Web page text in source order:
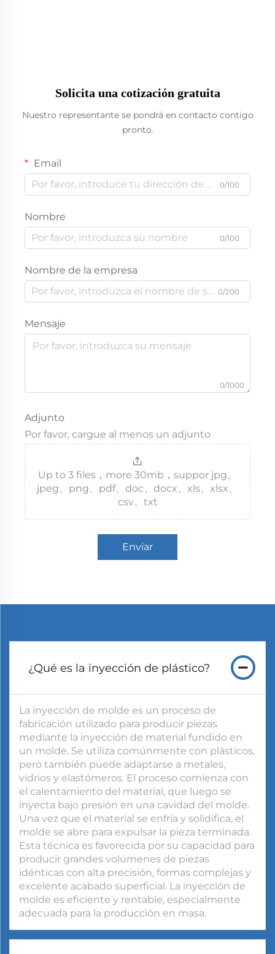
Solicita una cotización gratuita
Nuestro representante se pondrá en contacto contigo
pronto.
Email
0/100
Nombre
0/100
Nombre de la empresa
0/200
Mensaje
0/1000
Adjunto
Por favor, cargue al menos un adjunto
Up to 3 files，more 30mb，suppor jpg、
jpeg、png、pdf、doc、docx、xls、xlsx、
csv、txt
Enviar
¿Qué es la inyección de plástico?
La inyección de molde es un proceso de
fabricación utilizado para producir piezas
mediante la inyección de material fundido en
un molde. Se utiliza comúnmente con plásticos,
pero también puede adaptarse a metales,
vidrios y elastómeros. El proceso comienza con
el calentamiento del material, que luego se
inyecta bajo presión en una cavidad del molde.
Una vez que el material se enfría y solidifica, el
molde se abre para expulsar la pieza terminada.
Esta técnica es favorecida por su capacidad para
producir grandes volúmenes de piezas
idénticas con alta precisión, formas complejas y
excelente acabado superficial. La inyección de
molde es eficiente y rentable, especialmente
adecuada para la producción en masa.